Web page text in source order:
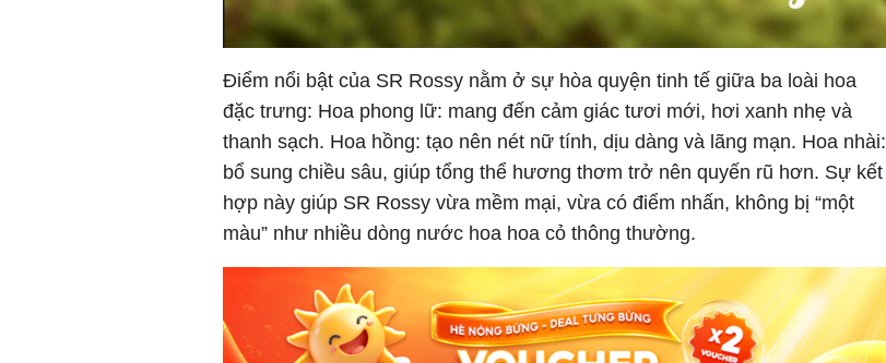
Điểm nổi bật của SR Rossy nằm ở sự hòa quyện tinh tế giữa ba loài hoa
đặc trưng: Hoa phong lữ: mang đến cảm giác tươi mới, hơi xanh nhẹ và
thanh sạch. Hoa hồng: tạo nên nét nữ tính, dịu dàng và lãng mạn. Hoa nhài:
bổ sung chiều sâu, giúp tổng thể hương thơm trở nên quyến rũ hơn. Sự kết
hợp này giúp SR Rossy vừa mềm mại, vừa có điểm nhấn, không bị “một
màu” như nhiều dòng nước hoa hoa cỏ thông thường.